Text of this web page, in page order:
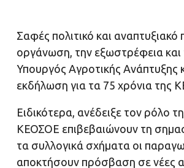
Σαφές πολιτικό και αναπτυξιακό
οργάνωση, την εξωστρέφεια
Υπουργός Αγροτικής Ανάπτυξης
εκδήλωση για τα 75 χρόνια της
Ειδικότερα, ανέδειξε τον ρόλο
ΚΕΟΣΟΕ επιβεβαιώνουν τη
τα συλλογικά σχήματα οι
αποκτήσουν πρόσβαση σε νέες